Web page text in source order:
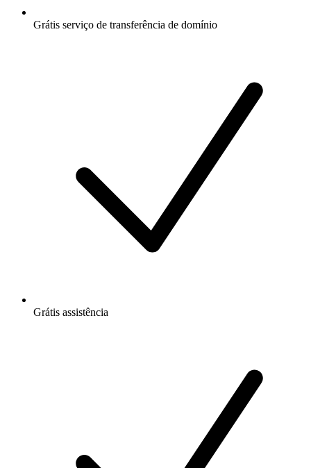
Grátis serviço de transferência de domínio
Grátis assistência